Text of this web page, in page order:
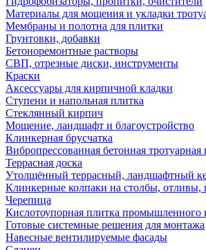
Материалы для мощения и укладки
Мембраны и полотна для плитки
Грунтовки, добавки
Бетоноремонтные растворы
СВП, отрезные диски, инструменты
Краски
Аксессуары для кирпичной кладки
Ступени и напольная плитка
Cтеклянный кирпич
Мощение, ландшафт и благоустройство
Клинкерная брусчатка
Вибропрессованная бетонная тротуарная
Террасная доска
Утолщённый террасный, ландшафтный
Клинкерные колпаки на столбы, отливы,
Черепица
Кислотоупорная плитка промышленного
Готовые системные решения для монтажа
Навесные вентилируемые фасады